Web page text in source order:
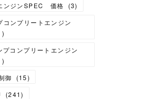
ンジンSPEC 価格
(3)
ンプリートエンジン
)
プコンプリートエンジン
)
御
(15)
(241)